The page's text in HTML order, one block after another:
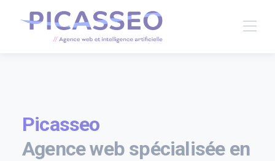
Picasseo
Agence web spécialisée en